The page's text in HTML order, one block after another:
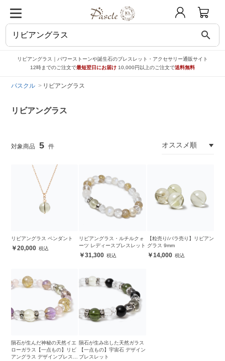
search
リビアングラス｜パワーストーンや誕生石のブレスレット・アクセサリー通販サイト
12時までのご注文で最短翌日にお届け 10,000円以上のご注文で送料無料
パスクル リビアングラス
リビアングラス
5
リビアングラス ペンダント
20,000
リビアングラス・ルチルクォ
ーツ レディースブレスレット
31,300
【粒売り/バラ売り】リビアン
グラス 9mm
14,000
隕石が生んだ神秘の天然イエ
ローガラス【一点もの】リビ
アングラス デザインブレスレ
隕石が生み出した天然ガラス
【一点もの】宇宙石 デザイン
ブレスレット